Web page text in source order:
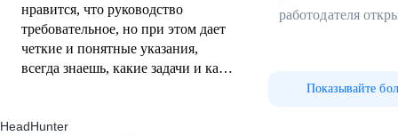
нравится, что руководство
требовательное, но при этом дает
четкие и понятные указания,
всегда знаешь, какие задачи и как
вовремя и ровно столько, сколько
работодателя
Показывайте
HeadHunter